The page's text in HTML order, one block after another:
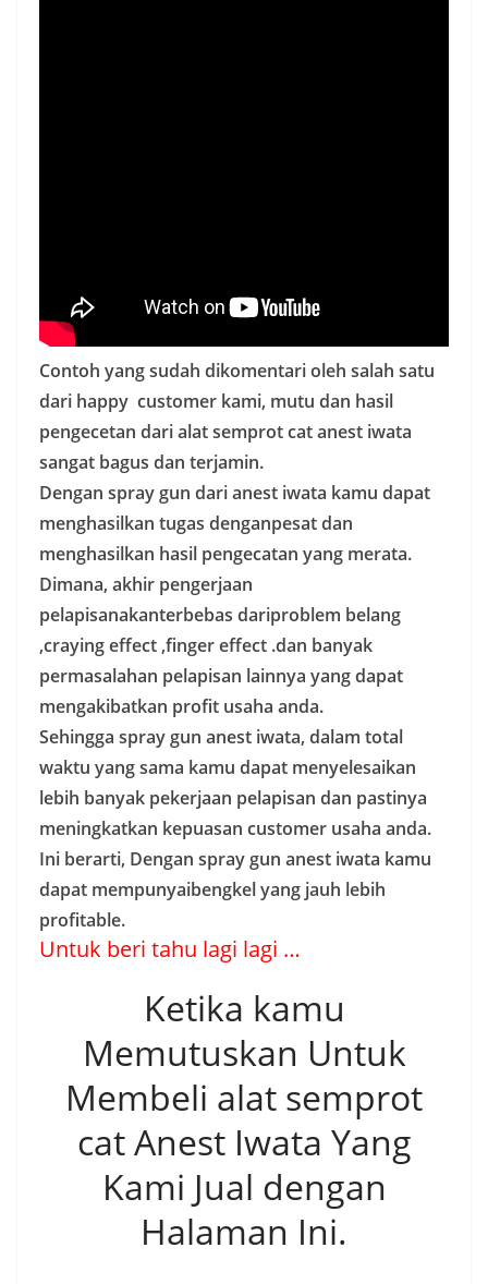
Contoh yang sudah dikomentari oleh salah satu
dari happy customer kami, mutu dan hasil
pengecetan dari alat semprot cat anest iwata
sangat bagus dan terjamin.
Dengan spray gun dari anest iwata kamu dapat
menghasilkan tugas denganpesat dan
menghasilkan hasil pengecatan yang merata.
Dimana, akhir pengerjaan
pelapisanakanterbebas dariproblem belang
,craying effect ,finger effect .dan banyak
permasalahan pelapisan lainnya yang dapat
mengakibatkan profit usaha anda.
Sehingga spray gun anest iwata, dalam total
waktu yang sama kamu dapat menyelesaikan
lebih banyak pekerjaan pelapisan dan pastinya
meningkatkan kepuasan customer usaha anda.
Ini berarti, Dengan spray gun anest iwata kamu
dapat mempunyaibengkel yang jauh lebih
profitable.
Untuk beri tahu lagi lagi …
Ketika kamu
Memutuskan Untuk
Membeli alat semprot
cat Anest Iwata Yang
Kami Jual dengan
Halaman Ini.